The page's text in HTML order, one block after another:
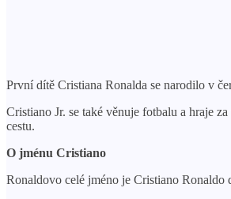
První dítě Cristiana Ronalda se narodilo v
Cristiano Jr. se také věnuje fotbalu a hraje
cestu.
O jménu Cristiano
Ronaldovo celé jméno je Cristiano Ronaldo